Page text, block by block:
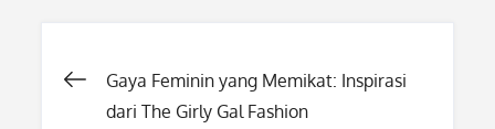
Post
Gaya Feminin yang Memikat: Inspirasi
dari The Girly Gal Fashion